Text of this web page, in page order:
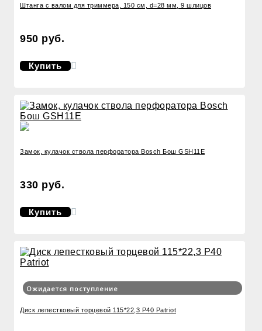
Штанга с валом для триммера, 150 см, d=28 мм, 9 шлицов
950 руб.
Купить
Замок, кулачок ствола перфоратора Bosch Бош GSH11E
330 руб.
Купить
Ожидается поступление
Диск лепестковый торцевой 115*22,3 Р40 Patriot